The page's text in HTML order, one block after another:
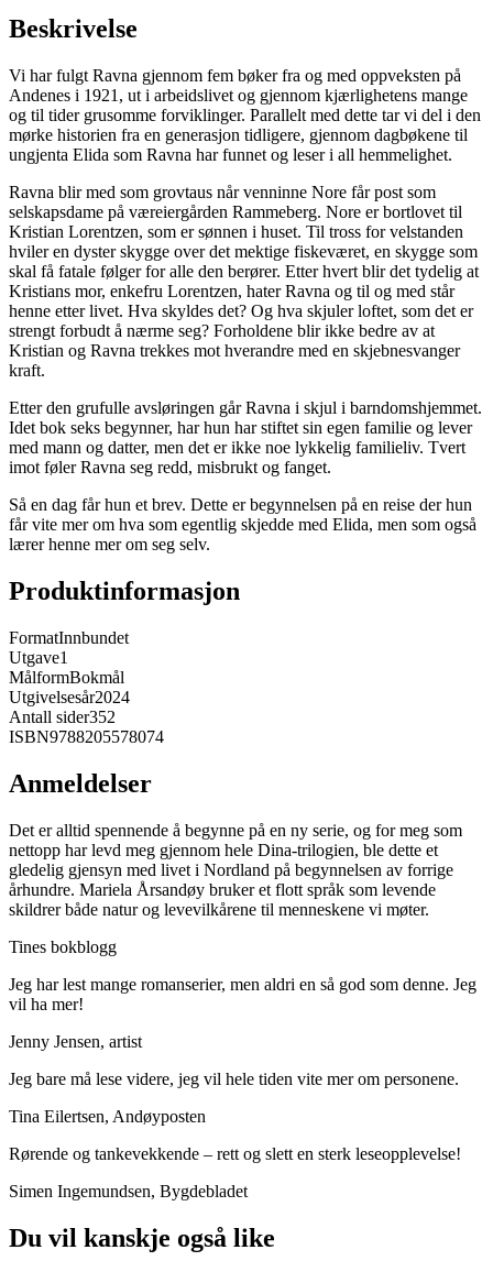
Beskrivelse
Vi har fulgt Ravna gjennom fem bøker fra og med oppveksten på
Andenes i 1921, ut i arbeidslivet og gjennom kjærlighetens mange
og til tider grusomme forviklinger. Parallelt med dette tar vi del i den
mørke historien fra en generasjon tidligere, gjennom dagbøkene til
ungjenta Elida som Ravna har funnet og leser i all hemmelighet.
Ravna blir med som grovtaus når venninne Nore får post som
selskapsdame på væreiergården Rammeberg. Nore er bortlovet til
Kristian Lorentzen, som er sønnen i huset. Til tross for velstanden
hviler en dyster skygge over det mektige fiskeværet, en skygge som
skal få fatale følger for alle den berører. Etter hvert blir det tydelig at
Kristians mor, enkefru Lorentzen, hater Ravna og til og med står
henne etter livet. Hva skyldes det? Og hva skjuler loftet, som det er
strengt forbudt å nærme seg? Forholdene blir ikke bedre av at
Kristian og Ravna trekkes mot hverandre med en skjebnesvanger
kraft.
Etter den grufulle avsløringen går Ravna i skjul i barndomshjemmet.
Idet bok seks begynner, har hun har stiftet sin egen familie og lever
med mann og datter, men det er ikke noe lykkelig familieliv. Tvert
imot føler Ravna seg redd, misbrukt og fanget.
Så en dag får hun et brev. Dette er begynnelsen på en reise der hun
får vite mer om hva som egentlig skjedde med Elida, men som også
lærer henne mer om seg selv.
Produktinformasjon
FormatInnbundet
Utgave1
MålformBokmål
Utgivelsesår2024
Antall sider352
ISBN9788205578074
Anmeldelser
Det er alltid spennende å begynne på en ny serie, og for meg som
nettopp har levd meg gjennom hele Dina-trilogien, ble dette et
gledelig gjensyn med livet i Nordland på begynnelsen av forrige
århundre. Mariela Årsandøy bruker et flott språk som levende
skildrer både natur og levevilkårene til menneskene vi møter.
Tines bokblogg
Jeg har lest mange romanserier, men aldri en så god som denne. Jeg
vil ha mer!
Jenny Jensen, artist
Jeg bare må lese videre, jeg vil hele tiden vite mer om personene.
Tina Eilertsen, Andøyposten
Rørende og tankevekkende – rett og slett en sterk leseopplevelse!
Simen Ingemundsen, Bygdebladet
Du vil kanskje også like